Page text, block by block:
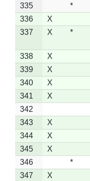
335
*
336
X
337
X *
338 X
339
X
340
X
341
X
342
343
X
344
X
345
X
346
*
347
X